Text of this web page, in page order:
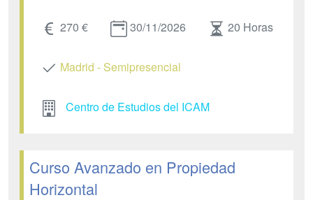
270 € 30/11/2026 20 Horas
Madrid - Semipresencial
Centro de Estudios del ICAM
Curso Avanzado en Propiedad
Horizontal